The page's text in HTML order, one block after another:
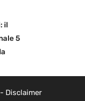
il
5
Disclaimer